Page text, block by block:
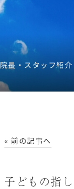
院長・スタッフ紹介
« 前の記事へ
子どもの指